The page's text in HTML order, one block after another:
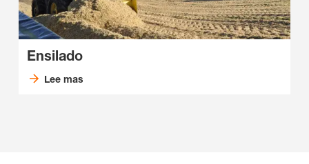
Ensilado
Lee mas